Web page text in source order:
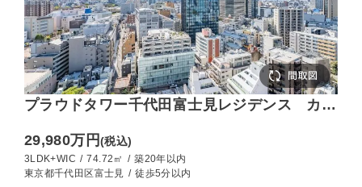
プラウドタワー千代田富士見レジデンス カー
い
29,980万円(税込)
3LDK+WIC / 74.72㎡ / 築20年以内
東京都千代田区富士見 / 徒歩5分以内